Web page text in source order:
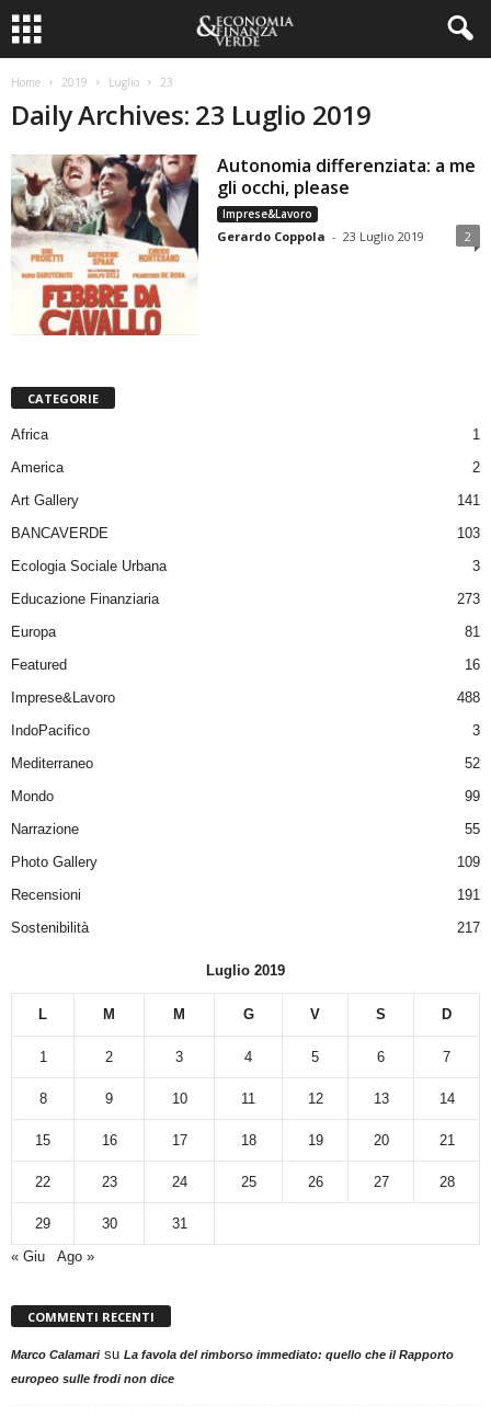
Home 2019 Luglio 23
Daily Archives: 23 Luglio 2019
Autonomia differenziata: a me
gli occhi, please
Imprese&Lavoro
Gerardo Coppola - 23 Luglio 2019 2
CATEGORIE
Africa
1
America
2
Art Gallery
141
BANCAVERDE
103
Ecologia Sociale Urbana
3
Educazione Finanziaria
273
Europa
81
Featured
16
Imprese&Lavoro
488
IndoPacifico
3
Mediterraneo
52
Mondo
99
Narrazione
55
Photo Gallery
109
Recensioni
191
Sostenibilità
217
Luglio 2019
L M M G V S D
1 2 3 4 5 6 7
8 9 10 11 12 13 14
15 16 17 18 19 20 21
22 23 24 25 26 27 28
29 30
31
« Giu
Ago »
COMMENTI RECENTI
Marco Calamarisu La favola del rimborso immediato: quello che il Rapporto
europeo sulle frodi non dice